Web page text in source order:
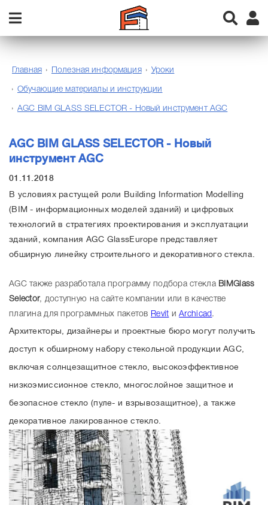
Главная Полезная информация Уроки
Обучающие материалы и инструкции
AGC BIM GLASS SELECTOR - Новый инструмент AGC
AGC BIM GLASS SELECTOR - Новый
инструмент AGC
01.11.2018
В условиях растущей роли Building Information Modelling
(BIM - информационных моделей зданий) и цифровых
технологий в стратегиях проектирования и эксплуатации
зданий, компания AGC GlassEurope представляет
обширную линейку строительного и декоративного стекла.
AGC также разработала программу подбора стекла BIMGlass
Selector, доступную на сайте компании или в качестве
плагина для программных пакетов Revit иArchicad.
Архитекторы, дизайнеры и проектные бюро могут получить
доступ к обширному набору стекольной продукции AGC,
включая солнцезащитное стекло, высокоэффективное
низкоэмиссионное стекло, многослойное защитное и
безопасное стекло (пуле- и взрывозащитное), а также
декоративное лакированное стекло.